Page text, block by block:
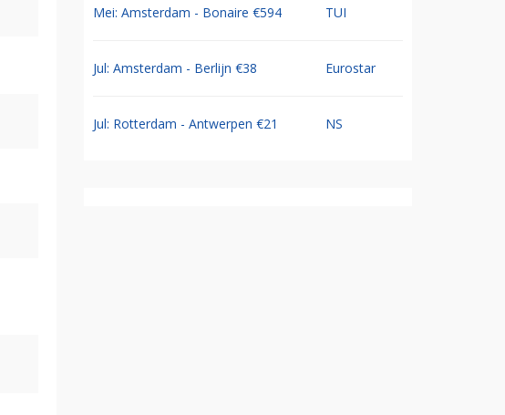
Mei: Amsterdam - Bonaire €594 TUI
Jul: Amsterdam - Berlijn €38 Eurostar
Jul: Rotterdam - Antwerpen €21 NS